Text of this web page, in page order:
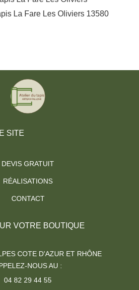
La Fare Les Oliviers 13580
SITE
DEVIS GRATUIT
RÉALISATIONS
CONTACT
VOTRE BOUTIQUE
COTE D'AZUR ET RHÔNE
NOUS AU :
04 82 29 44 55